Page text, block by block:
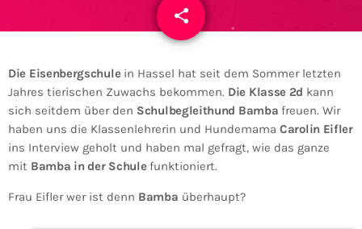
share
email
Die Eisenbergschulein Hassel hat seit dem Sommer letzten
Jahres tierischen Zuwachs bekommen. Die Klasse 2d kann
sich seitdem über den Schulbegleithund Bamba freuen. Wir
haben uns die Klassenlehrerin und Hundemama Carolin Eifler
ins Interview geholt und haben mal gefragt, wie das ganze
mit Bamba in der Schulefunktioniert.
Frau Eifler wer ist denn Bamba überhaupt?